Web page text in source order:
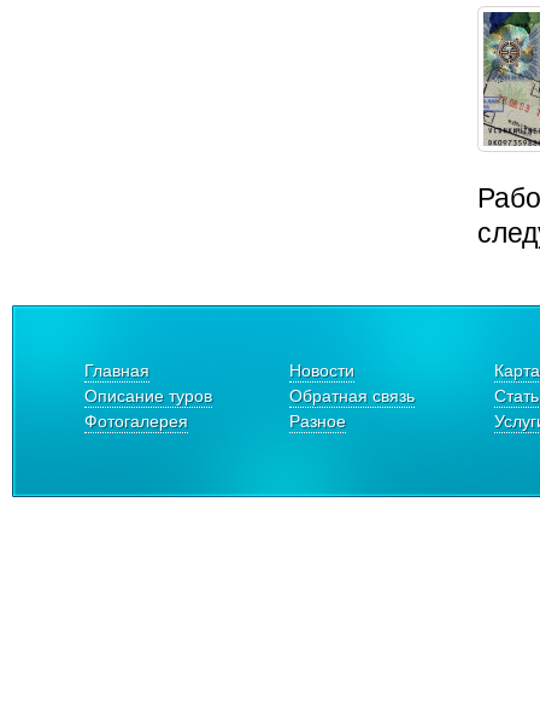
Главная Новости
Описание туров
Обратная связь
Фотогалерея
Разное